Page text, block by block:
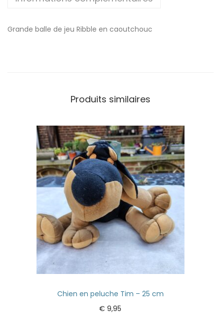
Grande balle de jeu Ribble en caoutchouc
Produits similaires
Chien en peluche Tim – 25 cm
€ 9,95